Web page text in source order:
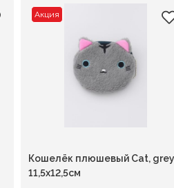
Акция
Кошелёк плюшевый Сat, grey
11,5х12,5см